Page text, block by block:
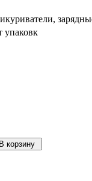
упаковк